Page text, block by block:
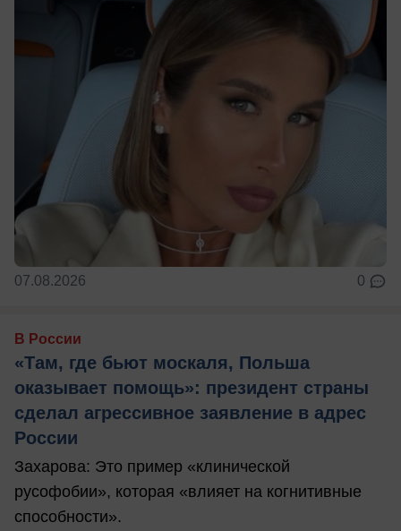
07.08.2026 0
В России
«Там, где бьют москаля, Польша
оказывает помощь»: президент страны
сделал агрессивное заявление в адрес
России
Захарова: Это пример «клинической
русофобии», которая «влияет на когнитивные
способности».